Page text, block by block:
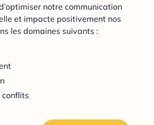
notre communication
et impacte positivement nos
les domaines suivants :